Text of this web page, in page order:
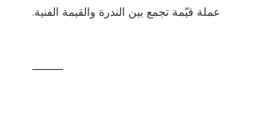
عملة قيّمة تجمع بين الندرة والقيمة الفنية.
⸻